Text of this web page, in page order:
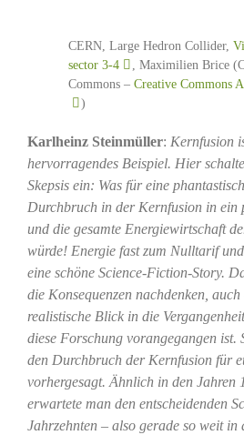
CERN, Large Hedron Collider,
sector 3-4
, Maximilien Brice
Commons –Creative Commons
)
Karlheinz Steinmüller: Kernfusion
hervorragendes Beispiel. Hier
Skepsis ein: Was für eine
Durchbruch in der Kernfusion in ein
und die gesamte Energiewirtschaft
würde! Energie fast zum Nulltarif
eine schöne Science-Fiction-Story.
die Konsequenzen nachdenken,
realistische Blick in die
diese Forschung vorangegangen ist.
den Durchbruch der Kernfusion für
vorhergesagt. Ähnlich in den Jahren
erwartete man den entscheidenden
Jahrzehnten – also gerade so weit in